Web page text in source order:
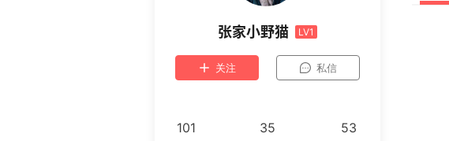
张家小野猫 LV1
关注 私信
101 35 53